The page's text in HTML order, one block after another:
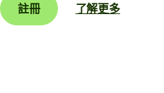
註冊
了解更多